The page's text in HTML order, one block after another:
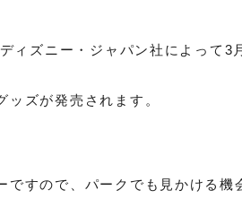
ィズニー・ジャパン社によって3
ッズが発売されます。
ですので、パークでも見かける機